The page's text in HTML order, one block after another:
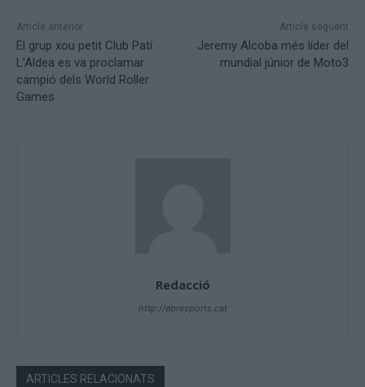
Article anterior
El grup xou petit Club Patí
L’Aldea es va proclamar
campió dels World Roller
Games
Article següent
Jeremy Alcoba més líder del
mundial júnior de Moto3
Redacció
http://ebresports.cat
ARTICLES RELACIONATS